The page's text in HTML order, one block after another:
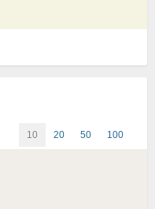
10 20 50 100